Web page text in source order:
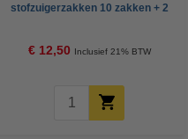
stofzuigerzakken 10 zakken + 2
€ 12,50 Inclusief 21% BTW